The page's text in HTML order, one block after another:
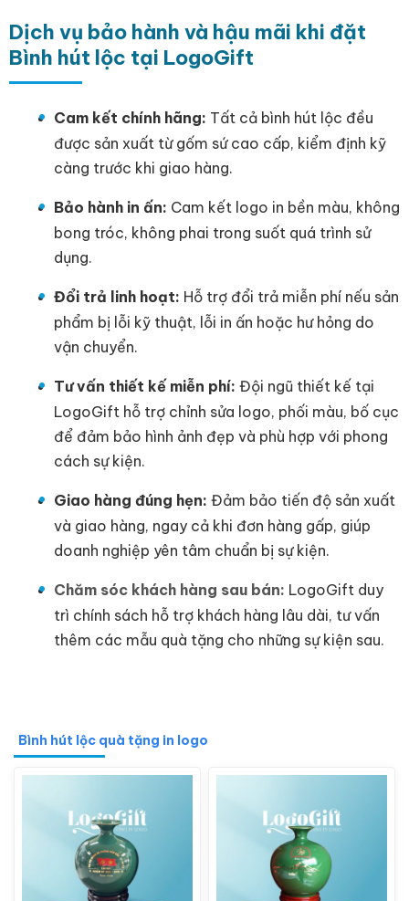
Dịch vụ bảo hành và hậu mãi khi đặt
Bình hút lộc tại LogoGift
Cam kết chính hãng: Tất cả bình hút lộc đều
được sản xuất từ gốm sứ cao cấp, kiểm định kỹ
càng trước khi giao hàng.
Bảo hành in ấn: Cam kết logo in bền màu, không
bong tróc, không phai trong suốt quá trình sử
dụng.
Đổi trả linh hoạt: Hỗ trợ đổi trả miễn phí nếu sản
phẩm bị lỗi kỹ thuật, lỗi in ấn hoặc hư hỏng do
vận chuyển.
Tư vấn thiết kế miễn phí: Đội ngũ thiết kế tại
LogoGift hỗ trợ chỉnh sửa logo, phối màu, bố cục
để đảm bảo hình ảnh đẹp và phù hợp với phong
cách sự kiện.
Giao hàng đúng hẹn: Đảm bảo tiến độ sản xuất
và giao hàng, ngay cả khi đơn hàng gấp, giúp
doanh nghiệp yên tâm chuẩn bị sự kiện.
Chăm sóc khách hàng sau bán: LogoGift duy
trì chính sách hỗ trợ khách hàng lâu dài, tư vấn
thêm các mẫu quà tặng cho những sự kiện sau.
Bình hút lộc quà tặng in logo